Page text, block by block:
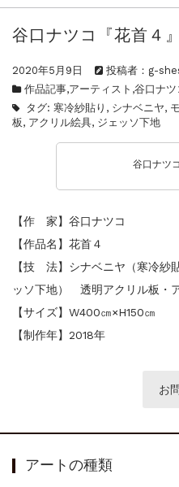
ご案内
2026.2.17
ご案内
ご案内
2023.2.25
谷口ナツコ『花首４』
2020年5月9日
投稿者：g-
作品記事,アーティスト ,谷口ナツ
タグ: 寒冷紗貼り , シナベニヤ,
板, アクリル絵具, ジェッソ下地
谷口ナツ
【作 家】谷口ナツコ
【作品名】花首４
【技 法】シナベニヤ（寒冷紗
ッソ下地） 透明アクリル板・
【サイズ】W400㎝×H150㎝
【制作年】2018年
アートの種類